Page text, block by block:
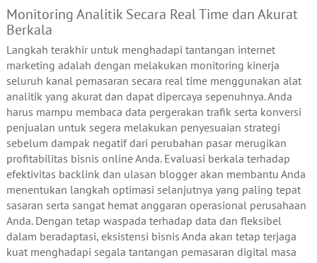
Monitoring Analitik Secara Real Time dan Akurat
Berkala
Langkah terakhir untuk menghadapi tantangan internet
marketing adalah dengan melakukan monitoring kinerja
seluruh kanal pemasaran secara real time menggunakan alat
analitik yang akurat dan dapat dipercaya sepenuhnya. Anda
harus mampu membaca data pergerakan trafik serta konversi
penjualan untuk segera melakukan penyesuaian strategi
sebelum dampak negatif dari perubahan pasar merugikan
profitabilitas bisnis online Anda. Evaluasi berkala terhadap
efektivitas backlink dan ulasan blogger akan membantu Anda
menentukan langkah optimasi selanjutnya yang paling tepat
sasaran serta sangat hemat anggaran operasional perusahaan
Anda. Dengan tetap waspada terhadap data dan fleksibel
dalam beradaptasi, eksistensi bisnis Anda akan tetap terjaga
kuat menghadapi segala tantangan pemasaran digital masa